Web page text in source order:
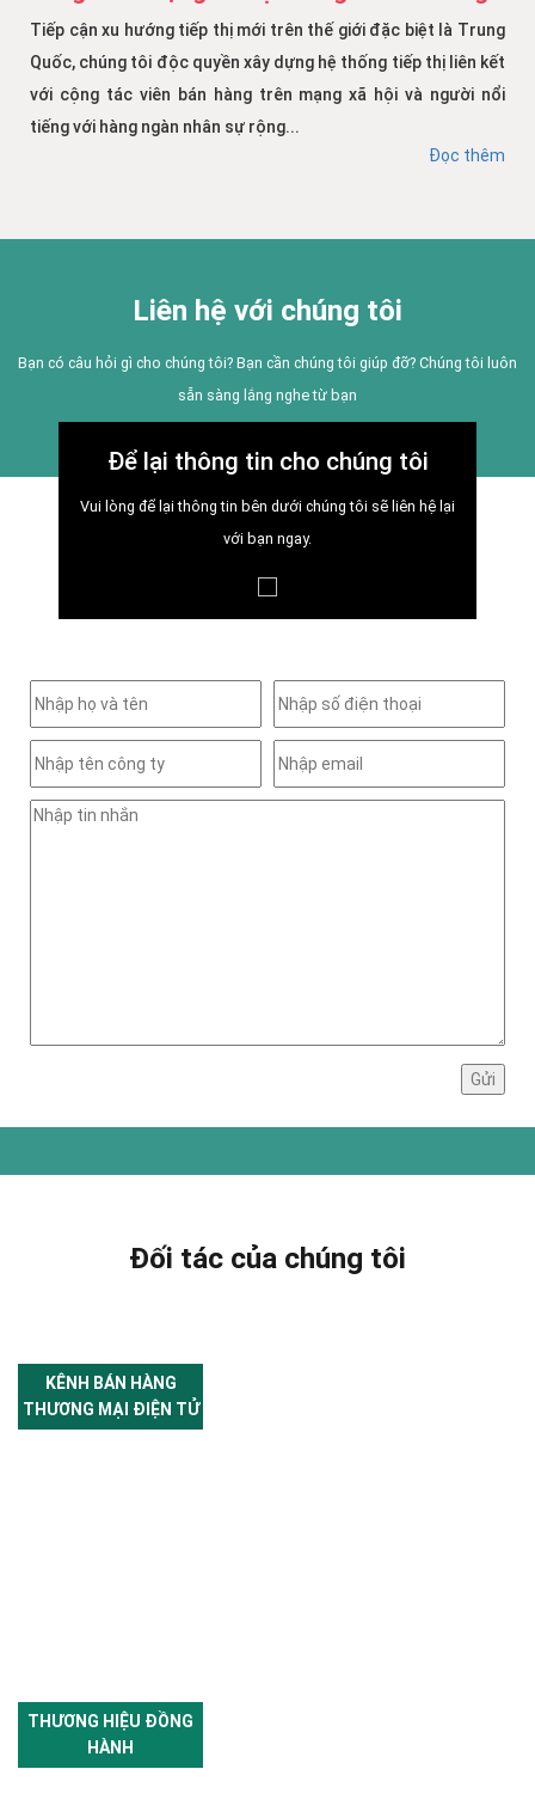
Tiếp cận xu hướng tiếp thị mới trên thế giới đặc biệt là Trung
Quốc, chúng tôi độc quyền xây dựng hệ thống tiếp thị liên kết
với cộng tác viên bán hàng trên mạng xã hội và người nổi
tiếng với hàng ngàn nhân sự rộng...
Đọc thêm
Liên hệ với chúng tôi
Bạn có câu hỏi gì cho chúng tôi? Bạn cần chúng tôi giúp đỡ? Chúng tôi luôn
sẵn sàng lắng nghe từ bạn
Để lại thông tin cho chúng tôi
Vui lòng để lại thông tin bên dưới chúng tôi sẽ liên hệ lại
với bạn ngay.
Đối tác của chúng tôi
KÊNH BÁN HÀNG
THƯƠNG MẠI ĐIỆN TỬ
THƯƠNG HIỆU ĐỒNG
HÀNH